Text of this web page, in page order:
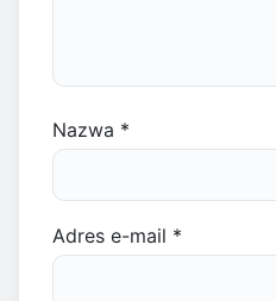
Nazwa *
Adres e-mail *